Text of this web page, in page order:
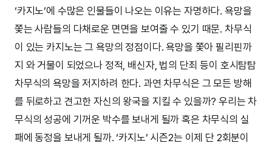
‘카지노’에 수많은 인물들이 나오는 이유는 자명하다. 욕망을
쫓는 사람들의 다채로운 면면을 보여줄 수 있기 때문. 차무식
이 있는 카지노는 그 욕망의 정점이다. 욕망을 쫓아 필리핀까
지 와 거물이 되었으나 정적, 배신자, 법의 단죄 등이 호시탐탐
차무식의 욕망을 저지하려 한다. 과연 차무식은 그 모든 방해
를 뒤로하고 견고한 자신의 왕국을 지킬 수 있을까? 우리는 차
무식의 성공에 기꺼운 박수를 보내게 될까 혹은 차무식의 실
패에 동정을 보내게 될까. ‘카지노’ 시즌2는 이제 단 2회분이